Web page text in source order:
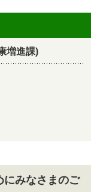
増進課)
にみなさまのご